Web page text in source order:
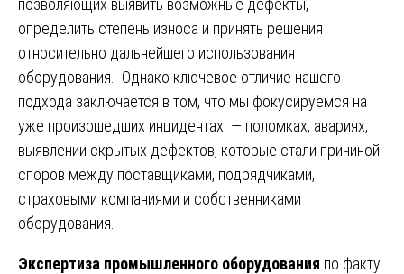
позволяющих выявить возможные дефекты,
определить степень износа и принять решения
относительно дальнейшего использования
оборудования. Однако ключевое отличие нашего
подхода заключается в том, что мы фокусируемся на
уже произошедших инцидентах — поломках, авариях,
выявлении скрытых дефектов, которые стали причиной
споров между поставщиками, подрядчиками,
страховыми компаниями и собственниками
оборудования.
Экспертиза промышленного оборудования по факту